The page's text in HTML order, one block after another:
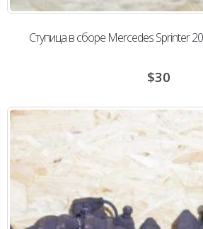
Ступица в сборе Mercedes Sprinter
$30